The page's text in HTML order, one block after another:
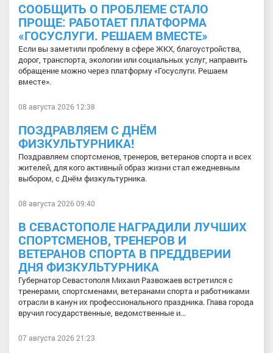
СООБЩИТЬ О ПРОБЛЕМЕ СТАЛО
ПРОЩЕ: РАБОТАЕТ ПЛАТФОРМА
«ГОСУСЛУГИ. РЕШАЕМ ВМЕСТЕ»
Если вы заметили проблему в сфере ЖКХ, благоустройства,
дорог, транспорта, экологии или социальных услуг, направить
обращение можно через платформу «Госуслуги. Решаем
вместе».
08 августа 2026 12:38
ПОЗДРАВЛЯЕМ С ДНЁМ
ФИЗКУЛЬТУРНИКА!
Поздравляем спортсменов, тренеров, ветеранов спорта и всех
жителей, для кого активный образ жизни стал ежедневным
выбором, с Днём физкультурника.
08 августа 2026 09:40
В СЕВАСТОПОЛЕ НАГРАДИЛИ ЛУЧШИХ
СПОРТСМЕНОВ, ТРЕНЕРОВ И
ВЕТЕРАНОВ СПОРТА В ПРЕДДВЕРИИ
ДНЯ ФИЗКУЛЬТУРНИКА
Губернатор Севастополя Михаил Развожаев встретился с
тренерами, спортсменами, ветеранами спорта и работниками
отрасли в канун их профессионального праздника. Глава города
вручил государственные, ведомственные и...
07 августа 2026 21:23